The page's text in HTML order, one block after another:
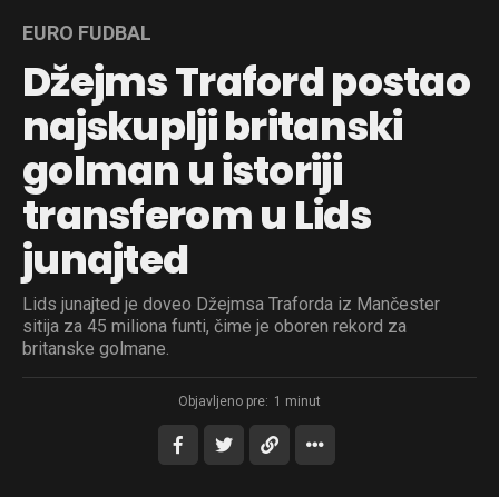
EURO FUDBAL
Džejms Traford postao
najskuplji britanski
golman u istoriji
transferom u Lids
junajted
Lids junajted je doveo Džejmsa Traforda iz Mančester
sitija za 45 miliona funti, čime je oboren rekord za
britanske golmane.
Objavljeno pre: 1 minut